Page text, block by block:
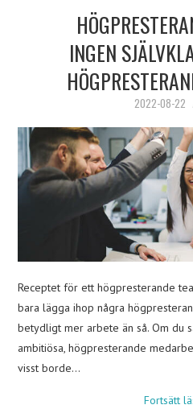
INGEN
2022-08-22
Receptet för ett högpresterande
bara lägga ihop några
betydligt mer arbete än så. Om du
ambitiösa, högpresterande
visst borde…
Fortsätt